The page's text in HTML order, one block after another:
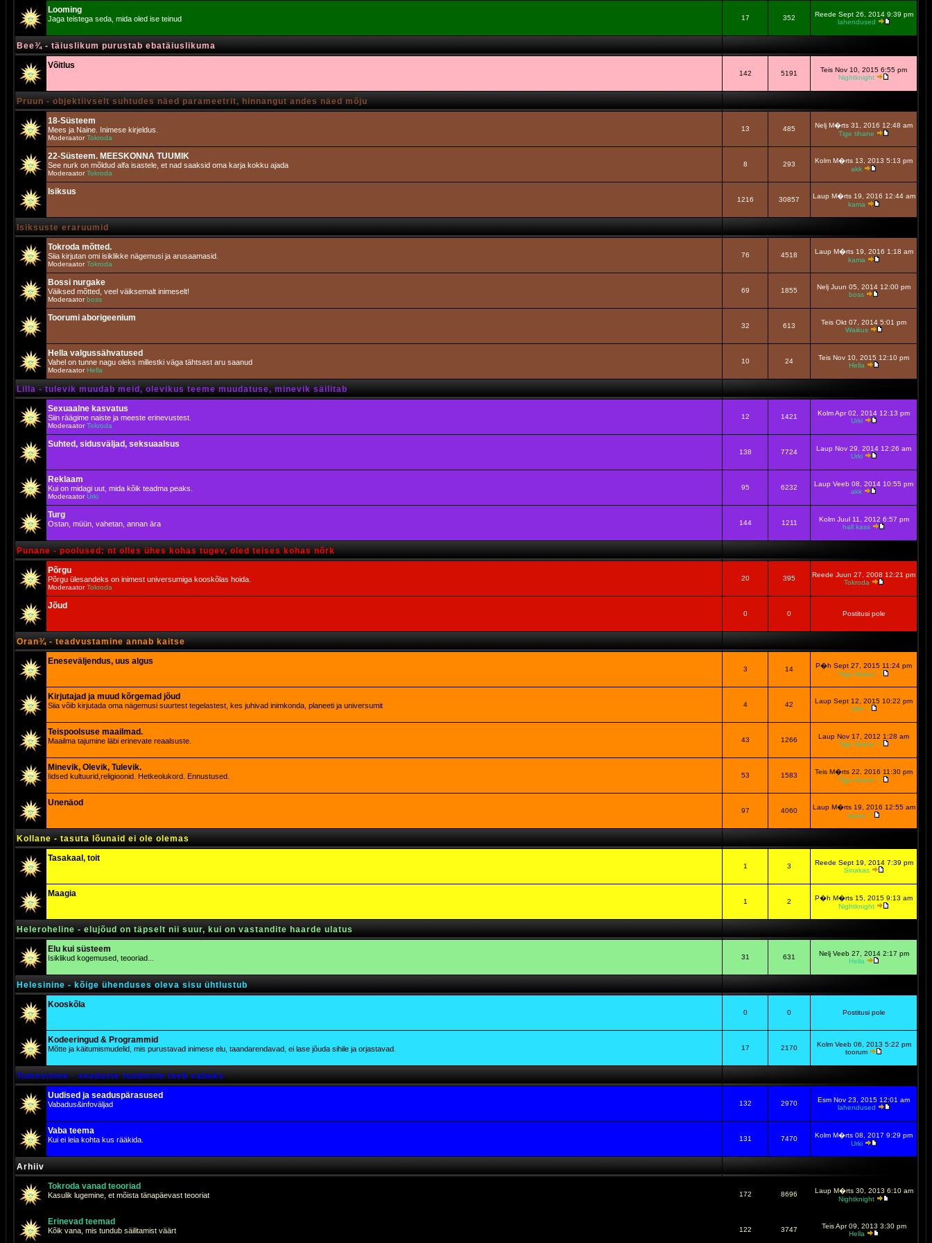
Looming
Jaga teistega seda, mida oled ise teinud 17 352
Reede Sept 26, 2014 9:39 pm
lahendused
Bee¾ - täiuslikum purustab ebatäiuslikuma
Võitlus
142 5191
Teis Nov 10, 2015 6:55 pm
Nightknight
Pruun - objektiivselt suhtudes näed parameetrit, hinnangut andes näed mõju
18-Süsteem
Mees ja Naine. Inimese kirjeldus.
ModeraatorTokroda
13 485
Nelj M�rts 31, 2016 12:48 am
Tige tihane
22-Süsteem. MEESKONNA TUUMIK
See nurk on mõldud alfa isastele, et nad saaksid oma karja kokku ajada
ModeraatorTokroda
8 293
Kolm M�rts 13, 2013 5:13 pm
akk
Isiksus
1216 30857
Laup M�rts 19, 2016 12:44 am
kama
Isiksuste eraruumid
Tokroda mõtted.
Siia kirjutan omi isiklikke nägemusi ja arusaamasid.
ModeraatorTokroda
76 4518
Laup M�rts 19, 2016 1:18 am
kama
Bossi nurgake
Väiksed mõtted, veel väiksemalt inimeselt!
Moderaatorboss
69 1855
Nelj Juun 05, 2014 12:00 pm
boss
Toorumi aborigeenium
32 613
Teis Okt 07, 2014 5:01 pm
Waikus
Hella valgussähvatused
Vahel on tunne nagu oleks millestki väga tähtsast aru saanud
Moderaator Hella
10 24
Teis Nov 10, 2015 12:10 pm
Hella
Lilla - tulevik muudab meid, olevikus teeme muudatuse, minevik säilitab
Sexuaalne kasvatus
Siin räägime naiste ja meeste erinevustest.
ModeraatorTokroda
12 1421
Kolm Apr 02, 2014 12:13 pm
Urki
Suhted, sidusväljad, seksuaalsus
138 7724
Laup Nov 29, 2014 12:26 am
Urki
Reklaam
Kui on midagi uut, mida kõik teadma peaks.
ModeraatorUrki
95 6232
Laup Veeb 08, 2014 10:55 pm
akk
Turg
Ostan, müün, vahetan, annan ära 144 1211
Kolm Juul 11, 2012 6:57 pm
hall kass
Punane - poolused: nt olles ühes kohas tugev, oled teises kohas nõrk
Põrgu
Põrgu ülesandeks on inimest universumiga kooskõlas hoida.
ModeraatorTokroda
20 395
Reede Juun 27, 2008 12:21 pm
Tokroda
Jõud
0 0 Postitusi pole
Oran¾ - teadvustamine annab kaitse
Eneseväljendus, uus algus
3 14
P�h Sept 27, 2015 11:24 pm
Tige tihane
Kirjutajad ja muud kõrgemad jõud
Siia võib kirjutada oma nägemusi suurtest tegelastest, kes juhivad inimkonda, planeeti ja universumit 4 42
Laup Sept 12, 2015 10:22 pm
Urki
Teispoolsuse maailmad.
Maailma tajumine läbi erinevate reaalsuste. 43 1266
Laup Nov 17, 2012 1:28 am
Tige tihane
Minevik, Olevik, Tulevik.
Iidsed kultuurid,religioonid. Hetkeolukord. Ennustused. 53 1583
Teis M�rts 22, 2016 11:30 pm
Tige tihane
Unenäod
97 4060
Laup M�rts 19, 2016 12:55 am
kama
Kollane - tasuta lõunaid ei ole olemas
Tasakaal, toit
1 3
Reede Sept 19, 2014 7:39 pm
Sinakas
Maagia
1 2
P�h M�rts 15, 2015 9:13 am
Nightknight
Heleroheline - elujõud on täpselt nii suur, kui on vastandite haarde ulatus
Elu kui süsteem
Isiklikud kogemused, teooriad... 31 631
Nelj Veeb 27, 2014 2:17 pm
Hella
Helesinine - kõige ühenduses oleva sisu ühtlustub
Kooskõla
0 0 Postitusi pole
Kodeeringud & Programmid
Mõtte ja käitumismudelid, mis purustavad inimese elu, taandarendavad, ei lase jõuda sihile ja orjastavad. 17 2170
Kolm Veeb 06, 2013 5:22 pm
toorum
Tumesinine - seaduste tundmine teeb vabaks
Uudised ja seaduspärasused
Vabadus&infoväljad 132 2970
Esm Nov 23, 2015 12:01 am
lahendused
Vaba teema
Kui ei leia kohta kus rääkida. 131 7470
Kolm M�rts 08, 2017 9:29 pm
Urki
Arhiiv
Tokroda vanad teooriad
Kasulik lugemine, et mõista tänapäevast teooriat 172 8696
Laup M�rts 30, 2013 6:10 am
Nightknight
Erinevad teemad
Kõik vana, mis tundub säilitamist väärt 122 3747
Teis Apr 09, 2013 3:30 pm
Hella